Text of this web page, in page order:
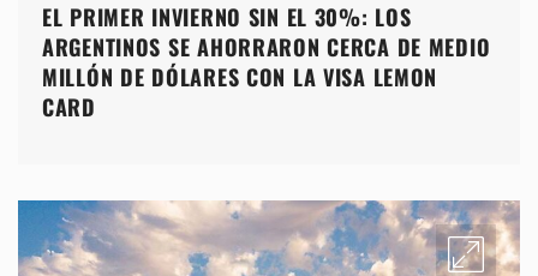
EL PRIMER INVIERNO SIN EL 30%: LOS
ARGENTINOS SE AHORRARON CERCA DE MEDIO
MILLÓN DE DÓLARES CON LA VISA LEMON
CARD